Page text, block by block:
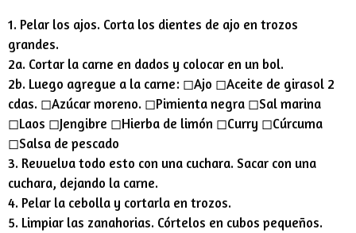
1. Pelar los ajos. Corta los dientes de ajo en trozos
grandes.
2a. Cortar la carne en dados y colocar en un bol.
2b. Luego agregue a la carne: ◻︎Ajo ◻︎Aceite de girasol 2
cdas. ◻︎Azúcar moreno. ◻︎Pimienta negra ◻︎Sal marina
◻︎Laos ◻︎Jengibre ◻︎Hierba de limón ◻︎Curry ◻︎Cúrcuma
◻︎Salsa de pescado
3. Revuelva todo esto con una cuchara. Sacar con una
cuchara, dejando la carne.
4. Pelar la cebolla y cortarla en trozos.
5. Limpiar las zanahorias. Córtelos en cubos pequeños.